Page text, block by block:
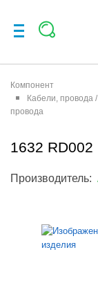
Компонент
Кабели,
провода
1632 RD002
Производитель: